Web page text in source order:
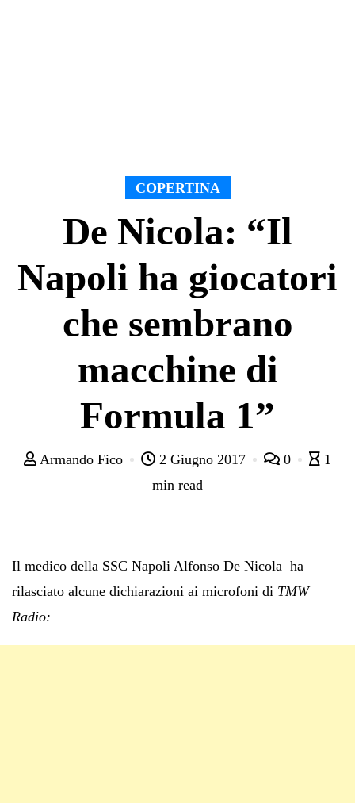
COPERTINA
De Nicola: “Il
Napoli ha giocatori
che sembrano
macchine di
Formula 1”
Armando Fico 2 Giugno 2017 0
1
min read
Il medico della SSC Napoli Alfonso De Nicola ha
rilasciato alcune dichiarazioni ai microfoni di TMW
Radio: